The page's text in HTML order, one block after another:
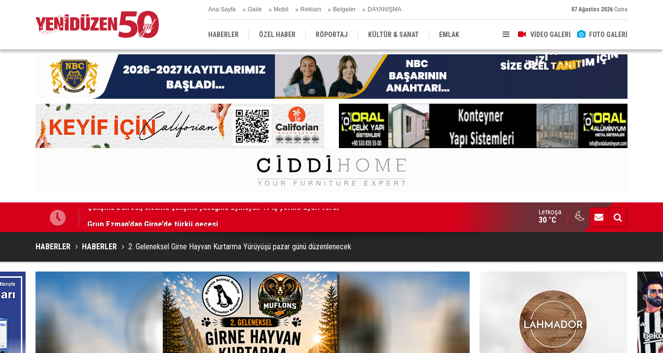
Ana Sayfa Gaile Mobil Reklam Belgeler DAYANIŞMA 07 Ağustos 2026 Cuma
VİDEO GALERİ FOTO GALERİ
HABERLER ÖZEL HABER RÖPORTAJ KÜLTÜR & SANAT EMLAK
EĞİTİM YEREL YÖNETİM DERGİLER SEKTÖR
Kıbrıs’ın güneyinde yıllık enflasyon temmuzda yüzde 2,9 oldu
Lefkoşa
30 °C
HABERLER HABERLER 2. Geleneksel Girne Hayvan Kurtarma Yürüyüşü pazar günü düzenlenecek